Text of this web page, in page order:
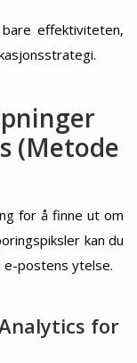
effektiviteten,
(Metode
for å finne ut om
kan du
e-postens ytelse.
for